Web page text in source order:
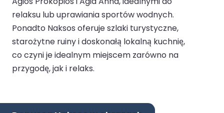
relaksu lub uprawiania sportów wodnych.
Ponadto Naksos oferuje szlaki turystyczne,
starożytne ruiny i doskonałą lokalną kuchnię,
co czyni je idealnym miejscem zarówno na
przygodę, jak i relaks.